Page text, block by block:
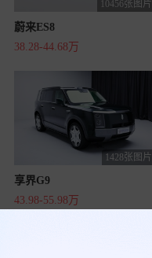
10456张图片
蔚来ES8
38.28-44.68万
1428张图片
享界G9
43.98-55.98万